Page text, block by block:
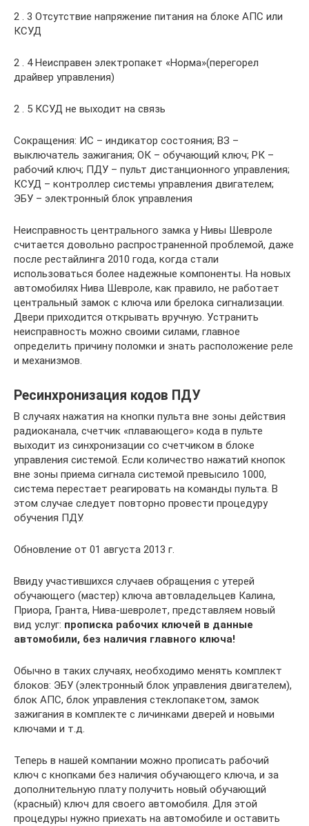
2 . 3 Отсутствие напряжение питания на блоке АПС или
КСУД
2 . 4 Неисправен электропакет «Норма»(перегорел
драйвер управления)
2 . 5 КСУД не выходит на связь
Сокращения: ИС – индикатор состояния; ВЗ –
выключатель зажигания; ОК – обучающий ключ; РК –
рабочий ключ; ПДУ – пульт дистанционного управления;
КСУД – контроллер системы управления двигателем;
ЭБУ – электронный блок управления
Неисправность центрального замка у Нивы Шевроле
считается довольно распространенной проблемой, даже
после рестайлинга 2010 года, когда стали
использоваться более надежные компоненты. На новых
автомобилях Нива Шевроле, как правило, не работает
центральный замок с ключа или брелока сигнализации.
Двери приходится открывать вручную. Устранить
неисправность можно своими силами, главное
определить причину поломки и знать расположение реле
и механизмов.
Ресинхронизация кодов ПДУ
В случаях нажатия на кнопки пульта вне зоны действия
радиоканала, счетчик «плавающего» кода в пульте
выходит из синхронизации со счетчиком в блоке
управления системой. Если количество нажатий кнопок
вне зоны приема сигнала системой превысило 1000,
система перестает реагировать на команды пульта. В
этом случае следует повторно провести процедуру
обучения ПДУ.
Обновление от 01 августа 2013 г.
Ввиду участившихся случаев обращения с утерей
обучающего (мастер) ключа автовладельцев Калина,
Приора, Гранта, Нива-шевролет, представляем новый
вид услуг: прописка рабочих ключей в данные
автомобили, без наличия главного ключа!
Обычно в таких случаях, необходимо менять комплект
блоков: ЭБУ (электронный блок управления двигателем),
блок АПС, блок управления стеклопакетом, замок
зажигания в комплекте с личинками дверей и новыми
ключами и т.д.
Теперь в нашей компании можно прописать рабочий
ключ с кнопками без наличия обучающего ключа, и за
дополнительную плату получить новый обучающий
(красный) ключ для своего автомобиля. Для этой
процедуры нужно приехать на автомобиле и оставить